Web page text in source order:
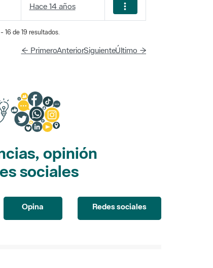
Hace 14 años
16 de 19 resultados.
← PrimeroAnteriorSiguienteÚltimo →
opinión
sociales
Opina Redes sociales